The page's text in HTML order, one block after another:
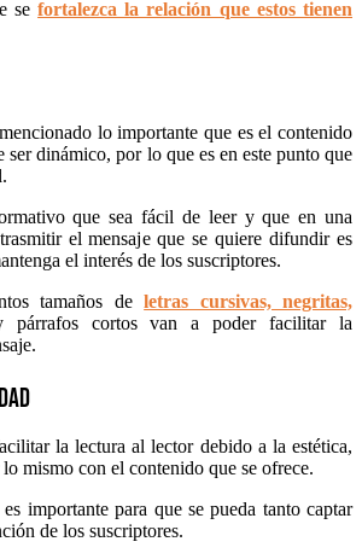
sefortalezca la relación que estos tienen
lo importante que es el contenido
ser dinámico, por lo que es en este punto que
que sea fácil de leer y que en una
el mensaje que se quiere difundir es
el interés de los suscriptores.
tamaños deletras cursivas, negritas,
cortos van a poder facilitar la
la lectura al lector debido a la estética,
mismo con el contenido que se ofrece.
importante para que se pueda tanto captar
de los suscriptores.